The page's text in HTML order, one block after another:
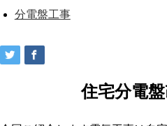
分電盤工事
住宅分電